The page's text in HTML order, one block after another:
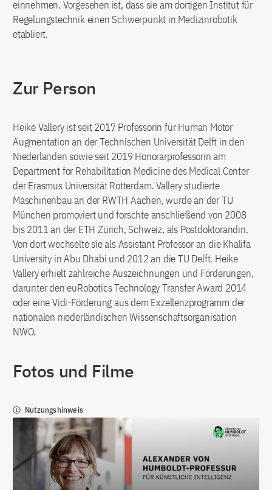
einnehmen. Vorgesehen ist, dass sie am dortigen Institut für
Regelungstechnik einen Schwerpunkt in Medizinrobotik
etabliert.
Zur Person
Heike Vallery ist seit 2017 Professorin für Human Motor
Augmentation an der Technischen Universität Delft in den
Niederlanden sowie seit 2019 Honorarprofessorin am
Department for Rehabilitation Medicine des Medical Center
der Erasmus Universität Rotterdam. Vallery studierte
Maschinenbau an der RWTH Aachen, wurde an der TU
München promoviert und forschte anschließend von 2008
bis 2011 an der ETH Zürich, Schweiz, als Postdoktorandin.
Von dort wechselte sie als Assistant Professor an die Khalifa
University in Abu Dhabi und 2012 an die TU Delft. Heike
Vallery erhielt zahlreiche Auszeichnungen und Förderungen,
darunter den euRobotics Technology Transfer Award 2014
oder eine Vidi-Förderung aus dem Exzellenzprogramm der
nationalen niederländischen Wissenschaftsorganisation
NWO.
Fotos und Filme
Nutzungshinweis